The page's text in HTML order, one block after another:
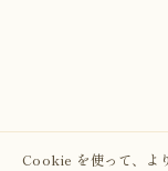
Cookie を使って、よ